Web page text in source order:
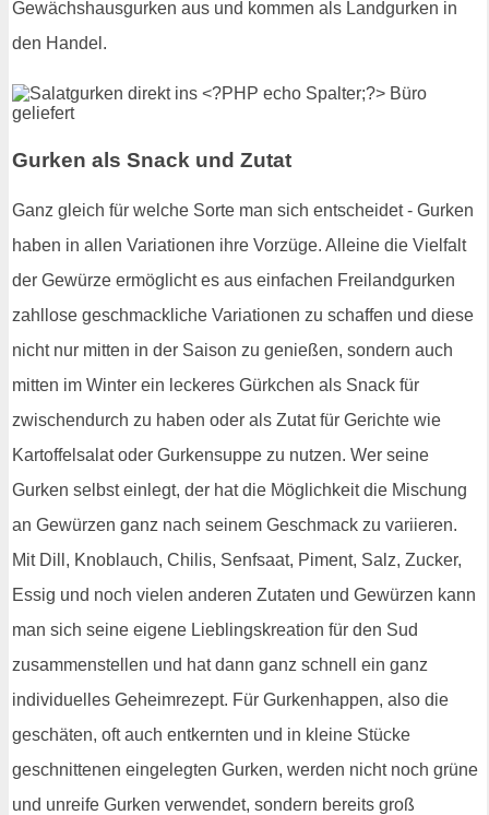
Gewächshausgurken aus und kommen als Landgurken in
den Handel.
Gurken als Snack und Zutat
Ganz gleich für welche Sorte man sich entscheidet - Gurken
haben in allen Variationen ihre Vorzüge. Alleine die Vielfalt
der Gewürze ermöglicht es aus einfachen Freilandgurken
zahllose geschmackliche Variationen zu schaffen und diese
nicht nur mitten in der Saison zu genießen, sondern auch
mitten im Winter ein leckeres Gürkchen als Snack für
zwischendurch zu haben oder als Zutat für Gerichte wie
Kartoffelsalat oder Gurkensuppe zu nutzen. Wer seine
Gurken selbst einlegt, der hat die Möglichkeit die Mischung
an Gewürzen ganz nach seinem Geschmack zu variieren.
Mit Dill, Knoblauch, Chilis, Senfsaat, Piment, Salz, Zucker,
Essig und noch vielen anderen Zutaten und Gewürzen kann
man sich seine eigene Lieblingskreation für den Sud
zusammenstellen und hat dann ganz schnell ein ganz
individuelles Geheimrezept. Für Gurkenhappen, also die
geschäten, oft auch entkernten und in kleine Stücke
geschnittenen eingelegten Gurken, werden nicht noch grüne
und unreife Gurken verwendet, sondern bereits groß